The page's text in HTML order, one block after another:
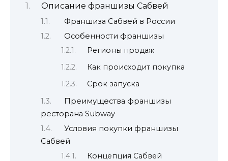
Описание франшизы Сабвей
Франшиза Сабвей в России
Особенности франшизы
Регионы продаж
Как происходит покупка
Срок запуска
Преимущества франшизы
ресторана Subway
Условия покупки франшизы
Сабвей
Концепция Сабвей